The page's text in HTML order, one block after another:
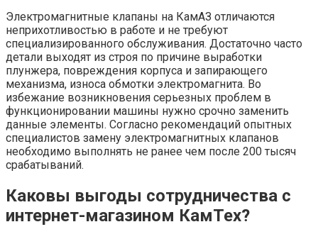
Электромагнитные клапаны на КамАЗ отличаются
неприхотливостью в работе и не требуют
специализированного обслуживания. Достаточно часто
детали выходят из строя по причине выработки
плунжера, повреждения корпуса и запирающего
механизма, износа обмотки электромагнита. Во
избежание возникновения серьезных проблем в
функционировании машины нужно срочно заменить
данные элементы. Согласно рекомендаций опытных
специалистов замену электромагнитных клапанов
необходимо выполнять не ранее чем после 200 тысяч
срабатываний.
Каковы выгоды сотрудничества с
интернет-магазином КамТех?